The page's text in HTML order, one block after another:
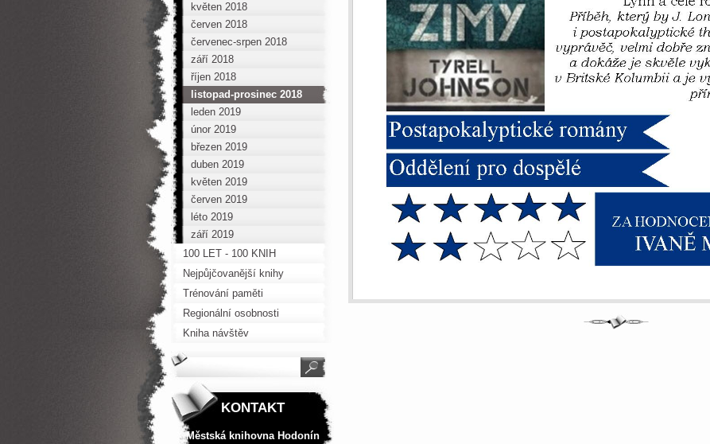
květen 2018
červen 2018
červenec-srpen 2018
září 2018
říjen 2018
listopad-prosinec 2018
leden 2019
únor 2019
březen 2019
duben 2019
květen 2019
červen 2019
léto 2019
září 2019
100 LET - 100 KNIH
Nejpůjčovanější knihy
Trénování paměti
Regionální osobnosti
Kniha návštěv
KONTAKT
Městská knihovna Hodonín